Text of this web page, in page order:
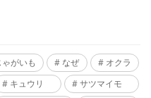
ゃがいも なぜ
オクラ
キュウリ
サツマイモ